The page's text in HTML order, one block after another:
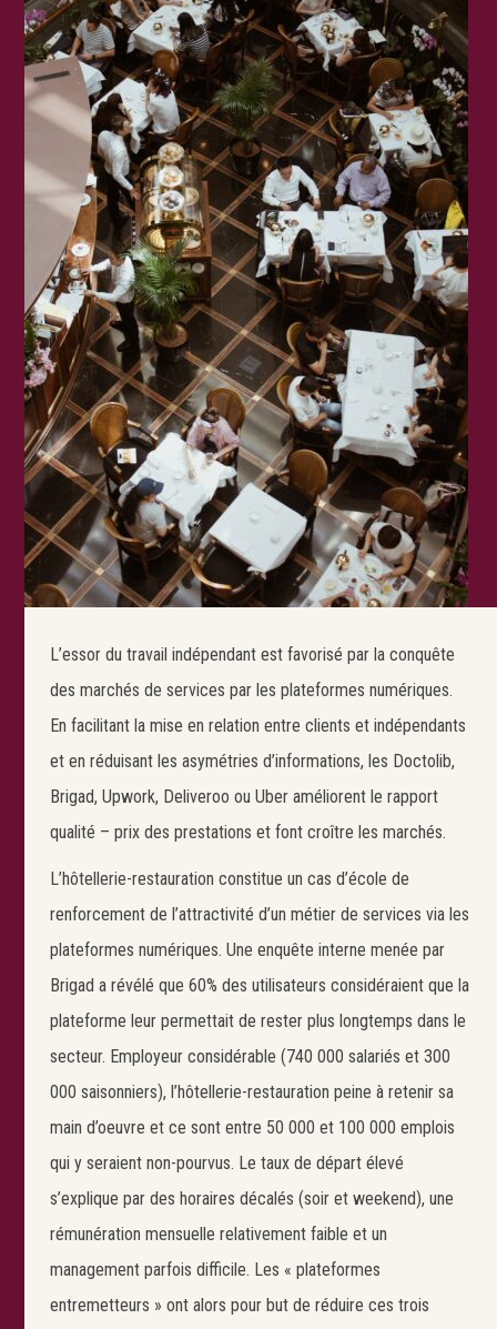
L’essor du travail indépendant est favorisé par la conquête
des marchés de services par les plateformes numériques.
En facilitant la mise en relation entre clients et indépendants
et en réduisant les asymétries d’informations, les Doctolib,
Brigad, Upwork, Deliveroo ou Uber améliorent le rapport
qualité – prix des prestations et font croître les marchés.
L’hôtellerie-restauration constitue un cas d’école de
renforcement de l’attractivité d’un métier de services via les
plateformes numériques. Une enquête interne menée par
Brigad a révélé que 60% des utilisateurs considéraient que la
plateforme leur permettait de rester plus longtemps dans le
secteur. Employeur considérable (740 000 salariés et 300
000 saisonniers), l’hôtellerie-restauration peine à retenir sa
main d’oeuvre et ce sont entre 50 000 et 100 000 emplois
qui y seraient non-pourvus. Le taux de départ élevé
s’explique par des horaires décalés (soir et weekend), une
rémunération mensuelle relativement faible et un
management parfois difficile. Les « plateformes
entremetteurs » ont alors pour but de réduire ces trois